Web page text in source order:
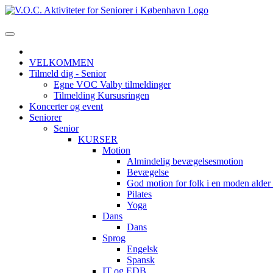
VELKOMMEN
Tilmeld dig - Senior
Egne VOC Valby tilmeldinger
Tilmelding Kursusringen
Koncerter og event
Seniorer
Senior
KURSER
Motion
Almindelig bevægelsesmotion
Bevægelse
God motion for folk i en moden
Pilates
Yoga
Dans
Dans
Sprog
Engelsk
Spansk
IT og EDB